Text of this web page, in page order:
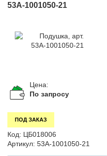
53А-1001050-21
Цена:
По запросу
ПОД ЗАКАЗ
Код: ЦБ018006
Артикул: 53А-1001050-21